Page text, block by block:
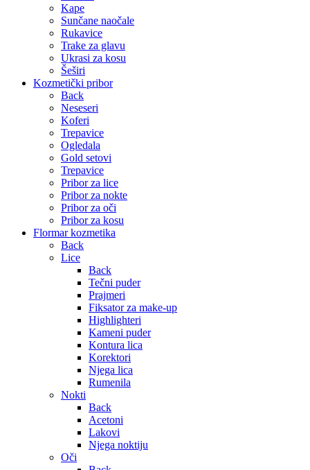
Kape
Sunčane naočale
Rukavice
Trake za glavu
Ukrasi za kosu
Šeširi
Kozmetički pribor
Back
Neseseri
Koferi
Trepavice
Ogledala
Gold setovi
Trepavice
Pribor za lice
Pribor za nokte
Pribor za oči
Pribor za kosu
Flormar kozmetika
Back
Lice
Back
Tečni puder
Prajmeri
Fiksator za make-up
Highlighteri
Kameni puder
Kontura lica
Korektori
Njega lica
Rumenila
Nokti
Back
Acetoni
Lakovi
Njega noktiju
Oči